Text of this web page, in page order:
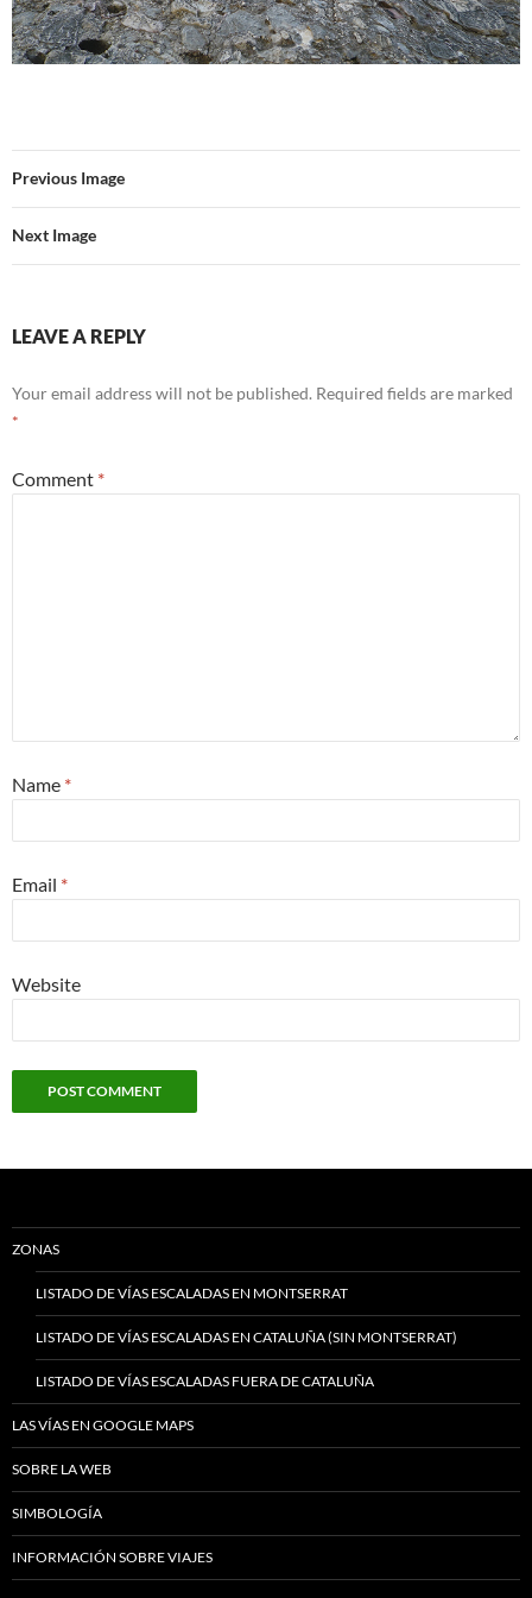
Previous Image
Next Image
LEAVE A REPLY
Your email address will not be published. Required fields are marked
*
Comment *
Name *
Email *
Website
ZONAS
LISTADO DE VÍAS ESCALADAS EN MONTSERRAT
LISTADO DE VÍAS ESCALADAS EN CATALUÑA (SIN MONTSERRAT)
LISTADO DE VÍAS ESCALADAS FUERA DE CATALUÑA
LAS VÍAS EN GOOGLE MAPS
SOBRE LA WEB
SIMBOLOGÍA
INFORMACIÓN SOBRE VIAJES